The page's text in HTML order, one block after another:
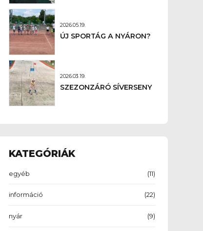
2026.05.19.
ÚJ SPORTÁG A NYÁRON?
2026.03.19.
SZEZONZÁRÓ SÍVERSENY
KATEGÓRIÁK
egyéb (11)
információ (22)
nyár (9)